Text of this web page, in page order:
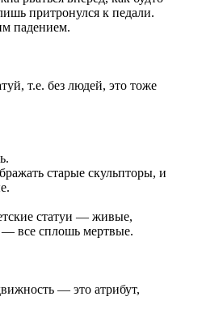
притронулся к педали.
падением.
т.е. без людей, это тоже
старые скульпторы, и
статуи — живые,
все сплошь мертвые.
— это атрибут,